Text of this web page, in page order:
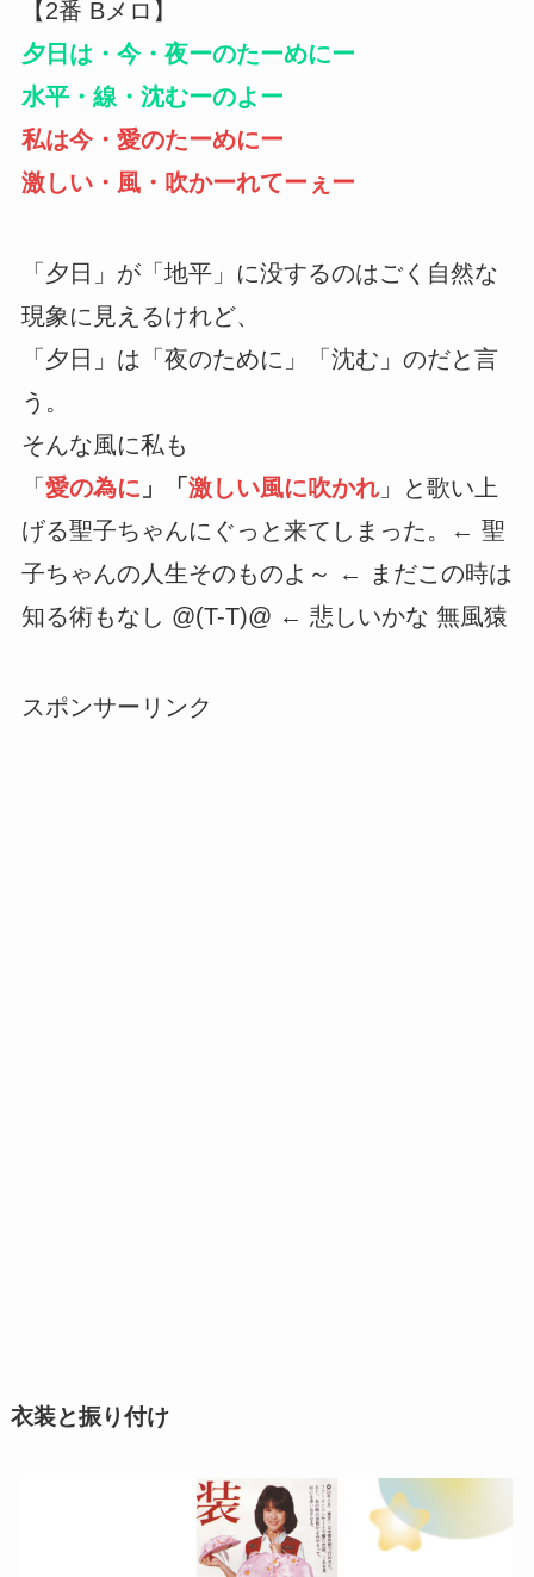
【2番 Bメロ】
夕日は・今・夜ーのたーめにー
水平・線・沈むーのよー
私は今・愛のたーめにー
激しい・風・吹かーれてーぇー
「夕日」が「地平」に没するのはごく自然な
現象に見えるけれど、
「夕日」は「夜のために」「沈む」のだと言
う。
そんな風に私も
「 愛の為に 」「 激しい風に吹かれ」と歌い上
げる聖子ちゃんにぐっと来てしまった。← 聖
子ちゃんの人生そのものよ～ ← まだこの時は
知る術もなし @(T-T)@ ← 悲しいかな 無風猿
スポンサーリンク
衣装と振り付け